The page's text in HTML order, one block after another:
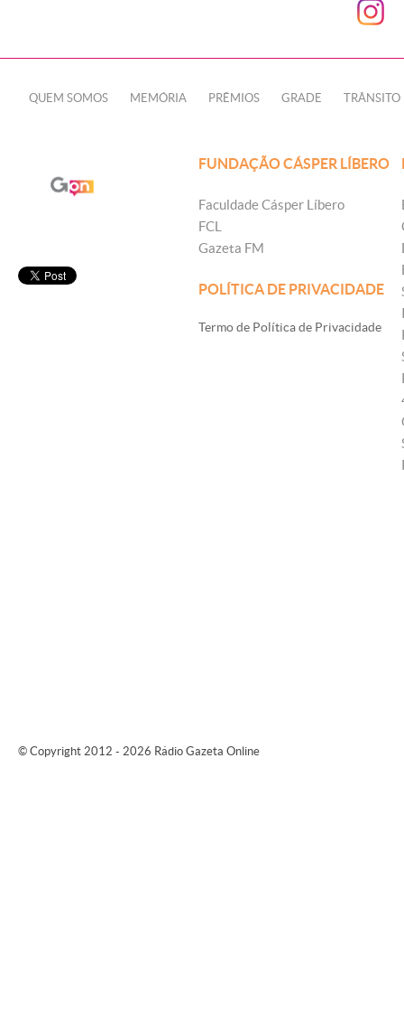
QUEM SOMOS MEMÓRIA PRÊMIOS GRADE TRÂNSITO
FUNDAÇÃO CÁSPER LÍBERO
Faculdade Cásper Líbero
FCL
Gazeta FM
POLÍTICA DE PRIVACIDADE
Termo de Política de Privacidade
© Copyright 2012 - 2026 Rádio Gazeta Online